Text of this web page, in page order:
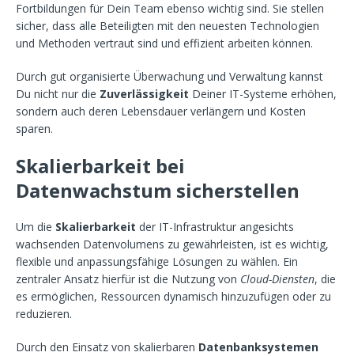
Fortbildungen für Dein Team ebenso wichtig sind. Sie stellen
sicher, dass alle Beteiligten mit den neuesten Technologien
und Methoden vertraut sind und effizient arbeiten können.
Durch gut organisierte Überwachung und Verwaltung kannst
Du nicht nur die Zuverlässigkeit Deiner IT-Systeme erhöhen,
sondern auch deren Lebensdauer verlängern und Kosten
sparen.
Skalierbarkeit bei
Datenwachstum sicherstellen
Um die Skalierbarkeit der IT-Infrastruktur angesichts
wachsenden Datenvolumens zu gewährleisten, ist es wichtig,
flexible und anpassungsfähige Lösungen zu wählen. Ein
zentraler Ansatz hierfür ist die Nutzung von Cloud-Diensten, die
es ermöglichen, Ressourcen dynamisch hinzuzufügen oder zu
reduzieren.
Durch den Einsatz von skalierbaren Datenbanksystemen